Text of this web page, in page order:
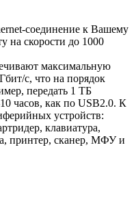
соединение к Вашему
на скорости до 1000
максимальную
с, что на порядок
передать 1 ТБ
часов, как по USB2.0. К
устройств:
клавиатура,
принтер, сканер, МФУ и